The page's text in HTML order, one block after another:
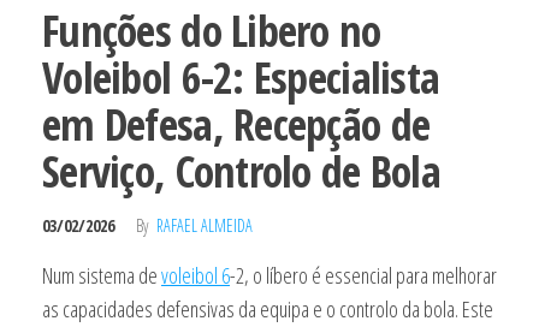
Funções do Libero no
Voleibol 6-2: Especialista
em Defesa, Recepção de
Serviço, Controlo de Bola
03/02/2026 By RAFAEL ALMEIDA
Num sistema devoleibol 6-2, o líbero é essencial para melhorar
as capacidades defensivas da equipa e o controlo da bola. Este